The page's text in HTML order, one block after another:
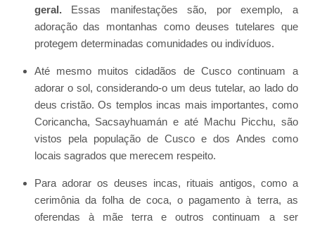
geral.Essas manifestações são, por exemplo, a
adoração das montanhas como deuses tutelares que
protegem determinadas comunidades ou indivíduos.
Até mesmo muitos cidadãos de Cusco continuam a
adorar o sol, considerando-o um deus tutelar, ao lado do
deus cristão. Os templos incas mais importantes, como
Coricancha, Sacsayhuamán e até Machu Picchu, são
vistos pela população de Cusco e dos Andes como
locais sagrados que merecem respeito.
Para adorar os deuses incas, rituais antigos, como a
cerimônia da folha de coca, o pagamento à terra, as
oferendas à mãe terra e outros continuam a ser